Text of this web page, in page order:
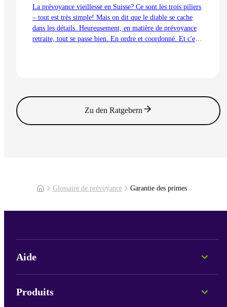
La prévoyance vieillesse en Suisse? Ce sont les trois piliers
– tout est très simple! Mais on dit que le diable se cache
dans les détails. Heureusement, en matière de prévoyance
retraite, tout se passe bien. En ordre et coordonné. Et c'est
Zu den Ratgebern
Glossaire de prévoyance Garantie des primes
Aide
Informations sur les fonds
Produits